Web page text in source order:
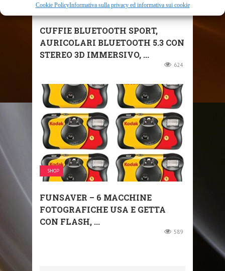
Cookie PolicyInformativa sulla privacy ed informativa sui cookie
SHOP
CUFFIE BLUETOOTH SPORT,
AURICOLARI BLUETOOTH 5.3 CON
STEREO 3D IMMERSIVO, ...
624
SHOP
FUNSAVER – 6 MACCHINE
FOTOGRAFICHE USA E GETTA
CON FLASH, ...
589